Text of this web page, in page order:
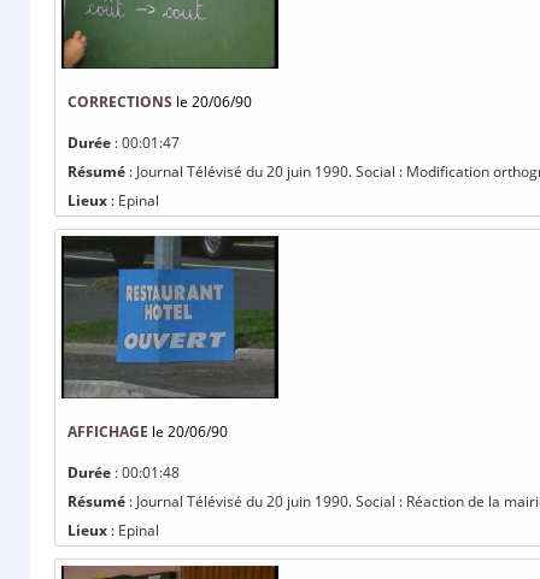
CORRECTIONS le 20/06/90
Durée : 00:01:47
Résumé : Journal Télévisé du 20 juin 1990. Social : Modification
Lieux : Epinal
AFFICHAGE le 20/06/90
Durée : 00:01:48
Résumé : Journal Télévisé du 20 juin 1990. Social : Réaction de la
Lieux : Epinal